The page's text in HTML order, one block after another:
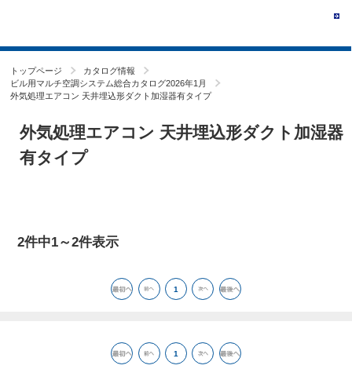
トップページ
カタログ情報
ビル用マルチ空調システム総合カタログ2026年1月
外気処理エアコン 天井埋込形ダクト加湿器有タイプ
外気処理エアコン 天井埋込形ダクト加湿器
有タイプ
2件中1～2件表示
1
1